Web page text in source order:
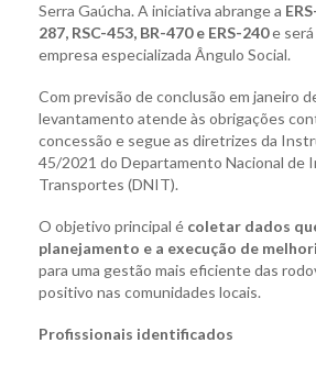
Serra Gaúcha. A iniciativa abrange a
287, RSC-453, BR-470 e ERS-240e
empresa especializada Ângulo Social.
Com previsão de conclusão em janeiro
levantamento atende às obrigações
concessão e segue as diretrizes da
45/2021 do Departamento Nacional de
Transportes (DNIT).
O objetivo principal é coletar dados
planejamento e a execução de
para uma gestão mais eficiente das
positivo nas comunidades locais.
Profissionais identificados